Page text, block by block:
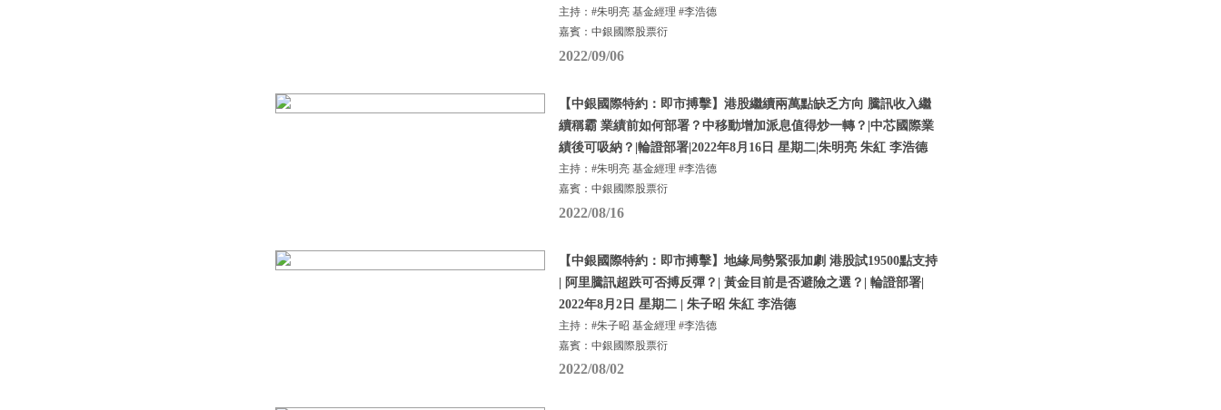
主持：#朱明亮 基金經理 #李浩德
嘉賓：中銀國際股票衍
2022/09/06
【中銀國際特約：即市搏擊】港股繼續兩萬點缺乏方向 騰訊收入繼
續稱霸 業績前如何部署？中移動增加派息值得炒一轉？|中芯國際業
績後可吸納？|輪證部署|2022年8月16日 星期二|朱明亮 朱紅 李浩德
主持：#朱明亮 基金經理 #李浩德
嘉賓：中銀國際股票衍
2022/08/16
【中銀國際特約：即市搏擊】地緣局勢緊張加劇 港股試19500點支持
| 阿里騰訊超跌可否搏反彈？| 黃金目前是否避險之選？| 輪證部署|
2022年8月2日 星期二 | 朱子昭 朱紅 李浩德
主持：#朱子昭 基金經理 #李浩德
嘉賓：中銀國際股票衍
2022/08/02